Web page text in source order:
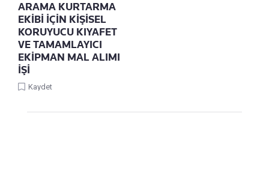
ARAMA KURTARMA
EKİBİ İÇİN KİŞİSEL
KORUYUCU KIYAFET
VE TAMAMLAYICI
EKİPMAN MAL ALIMI
İŞİ
Kaydet